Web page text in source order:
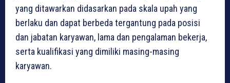
yang ditawarkan didasarkan pada skala upah yang
berlaku dan dapat berbeda tergantung pada posisi
dan jabatan karyawan, lama dan pengalaman bekerja,
serta kualifikasi yang dimiliki masing-masing
karyawan.